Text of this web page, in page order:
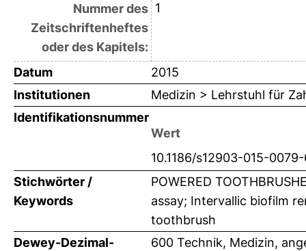
Nummer des
Zeitschriftenheftes
oder des Kapitels:
1
Datum
2015
Institutionen
Medizin > Lehrstuhl für
Identifikationsnummer
Wert
10.1186/s12903-015-
Stichwörter /
Keywords
POWERED
assay; Intervallic biofilm
toothbrush
Dewey-Dezimal-
600 Technik, Medizin,